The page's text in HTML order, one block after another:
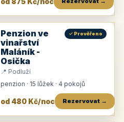
Penzion ve
vinařství
Maláník -
Osička
✓ Prověřeno
📍 Podluží
penzion · 15 lůžek · 4 pokojů
od 480 Kč/noc Rezervovat →